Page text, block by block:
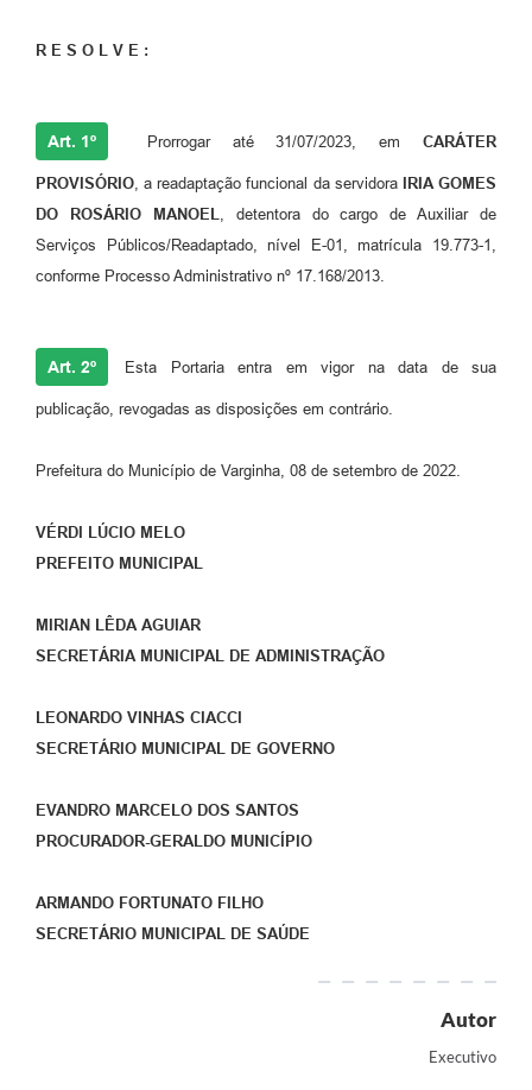
R E S O L V E :
Art. 1º Prorrogar até 31/07/2023, em CARÁTER
PROVISÓRIO, a readaptação funcional da servidora
IRIA GOMES
DO ROSÁRIO MANOEL, detentora do cargo de Auxiliar de
Serviços Públicos/Readaptado, nível E-01, matrícula 19.773-1,
conforme Processo Administrativo nº 17.168/2013.
Art. 2º Esta Portaria entra em vigor na data de sua
publicação, revogadas as disposições em contrário.
Prefeitura do Município de Varginha, 08 de setembro de 2022.
VÉRDI LÚCIO MELO
PREFEITO MUNICIPAL
MIRIAN LÊDA AGUIAR
SECRETÁRIA MUNICIPAL DE ADMINISTRAÇÃO
LEONARDO VINHAS CIACCI
SECRETÁRIO MUNICIPAL DE GOVERNO
EVANDRO MARCELO DOS SANTOS
PROCURADOR-GERALDO MUNICÍPIO
ARMANDO FORTUNATO FILHO
SECRETÁRIO MUNICIPAL DE SAÚDE
Autor
Executivo